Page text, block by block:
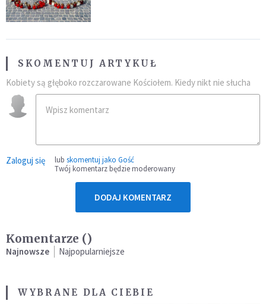
SKOMENTUJ ARTYKUŁ
Kobiety są głęboko rozczarowane Kościołem. Kiedy nikt nie słucha
Zaloguj się lub skomentuj jako Gość
Twój komentarz będzie moderowany
DODAJ KOMENTARZ
Komentarze ()
Najnowsze Najpopularniejsze
WYBRANE DLA CIEBIE